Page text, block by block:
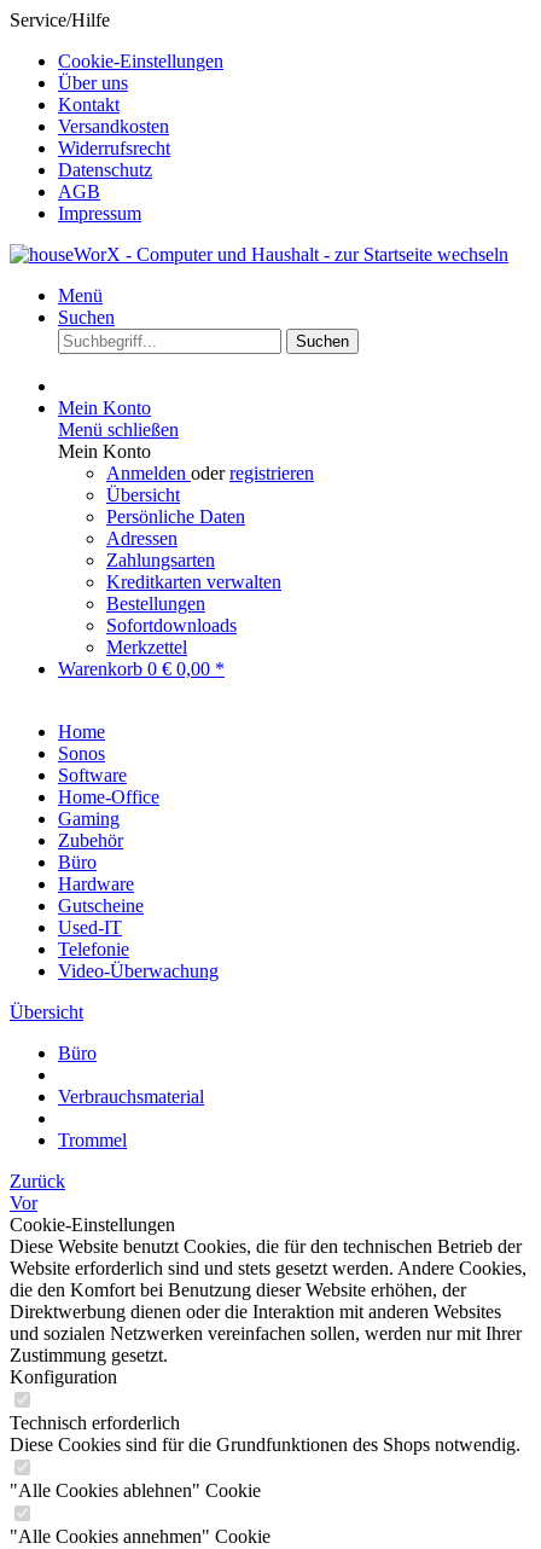
Service/Hilfe
Cookie-Einstellungen
Über uns
Kontakt
Versandkosten
Widerrufsrecht
Datenschutz
AGB
Impressum
Menü
Suchen
Suchen
Mein Konto
Menü schließen
Mein Konto
Anmelden oderregistrieren
Übersicht
Persönliche Daten
Adressen
Zahlungsarten
Kreditkarten verwalten
Bestellungen
Sofortdownloads
Merkzettel
Warenkorb 0 € 0,00 *
Home
Sonos
Software
Home-Office
Gaming
Zubehör
Büro
Hardware
Gutscheine
Used-IT
Telefonie
Video-Überwachung
Übersicht
Büro
Verbrauchsmaterial
Trommel
Zurück
Vor
Cookie-Einstellungen
Diese Website benutzt Cookies, die für den technischen Betrieb der
Website erforderlich sind und stets gesetzt werden. Andere Cookies,
die den Komfort bei Benutzung dieser Website erhöhen, der
Direktwerbung dienen oder die Interaktion mit anderen Websites
und sozialen Netzwerken vereinfachen sollen, werden nur mit Ihrer
Zustimmung gesetzt.
Konfiguration
Technisch erforderlich
Diese Cookies sind für die Grundfunktionen des Shops notwendig.
"Alle Cookies ablehnen" Cookie
"Alle Cookies annehmen" Cookie